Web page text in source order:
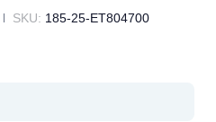
SKU: 185-25-ET804700